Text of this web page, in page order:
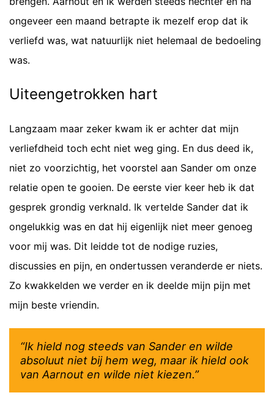
ongeveer een maand betrapte ik mezelf erop dat ik
verliefd was, wat natuurlijk niet helemaal de bedoeling
was.
Uiteengetrokken hart
Langzaam maar zeker kwam ik er achter dat mijn
verliefdheid toch echt niet weg ging. En dus deed ik,
niet zo voorzichtig, het voorstel aan Sander om onze
relatie open te gooien. De eerste vier keer heb ik dat
gesprek grondig verknald. Ik vertelde Sander dat ik
ongelukkig was en dat hij eigenlijk niet meer genoeg
voor mij was. Dit leidde tot de nodige ruzies,
discussies en pijn, en ondertussen veranderde er niets.
Zo kwakkelden we verder en ik deelde mijn pijn met
mijn beste vriendin.
“Ik hield nog steeds van Sander en wilde
absoluut niet bij hem weg, maar ik hield ook
van Aarnout en wilde niet kiezen.”